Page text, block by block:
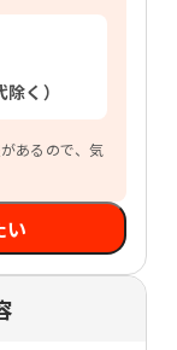
く）
あるので、気
い